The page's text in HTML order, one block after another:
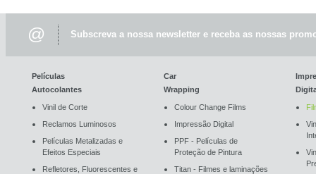
@ Subscreva a nossa newsletter e receba as nossas
Películas
Autocolantes
Vinil de Corte
Reclamos Luminosos
Películas Metalizadas e
Efeitos Especiais
Refletores, Fluorescentes e
Car
Wrapping
Colour Change Films
Impressão Digital
PPF - Películas de
Proteção de Pintura
Titan - Filmes e laminações